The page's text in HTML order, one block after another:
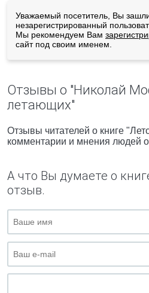
Уважаемый посетитель, Вы
незарегистрированный
Мы рекомендуем Вам
сайт под своим именем.
Отзывы о "Николай
летающих"
Отзывы читателей о книге
комментарии и мнения людей
А что Вы думаете о
отзыв.